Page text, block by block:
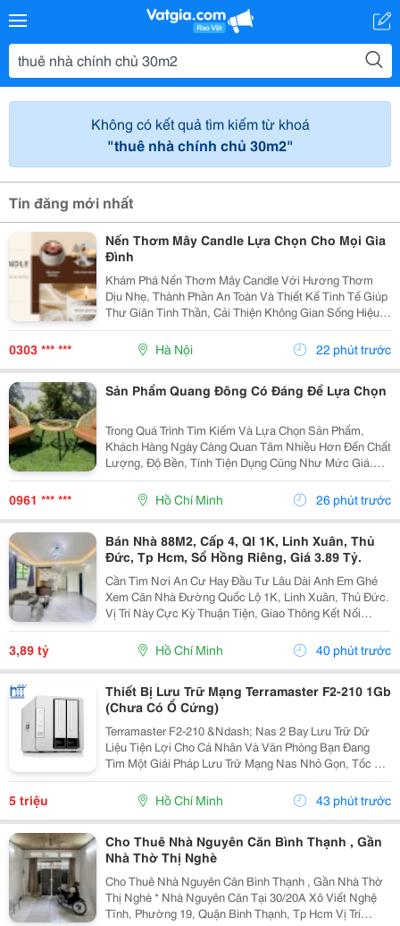
Không có kết quả tìm kiếm từ khoá
"thuê nhà chính chủ 30m2"
Tin đăng mới nhất
Nến Thơm Mây Candle Lựa Chọn Cho Mọi Gia
Đình
Khám Phá Nến Thơm Mây Candle Với Hương Thơm
Dịu Nhẹ, Thành Phần An Toàn Và Thiết Kế Tinh Tế Giúp
Thư Giãn Tinh Thần, Cải Thiện Không Gian Sống Hiệu
Quả. Nến Thơm Mây Candle &Ndash; Giải Pháp Thư
Giãn Cho Cuộc Sống Hiện Đại Trong Cuộc Sống Hiện...
0303 *** *** Hà Nội 22 phút trước
Sản Phẩm Quang Đông Có Đáng Để Lựa Chọn
Trong Quá Trình Tìm Kiếm Và Lựa Chọn Sản Phẩm,
Khách Hàng Ngày Càng Quan Tâm Nhiều Hơn Đến Chất
Lượng, Độ Bền, Tính Tiện Dụng Cũng Như Mức Giá.
Thay Vì Chỉ Dựa Vào Quảng Cáo Hoặc Thông Tin Từ
Người Bán, Nhiều Người Có Xu Hướng Tìm Hiểu Thêm
Thông Tin...
0961 *** *** Hồ Chí Minh 26 phút trước
Bán Nhà 88M2, Cấp 4, Ql 1K, Linh Xuân, Thủ
Đức, Tp Hcm, Sổ Hồng Riêng, Giá 3.89 Tỷ.
Cần Tìm Nơi An Cư Hay Đầu Tư Lâu Dài Anh Em Ghé
Xem Căn Nhà Đường Quốc Lộ 1K, Linh Xuân, Thủ Đức.
Vị Trí Này Cực Kỳ Thuận Tiện, Giao Thông Kết Nối
Nhanh Chóng, Cực Kỳ Phù Hợp Cho Khách Mua Để Giữ
Tài Sản Hoặc Cho Thuê Đều Rất Ổn Định. Thông Tin...
3,89 tỷ Hồ Chí Minh 40 phút trước
Thiết Bị Lưu Trữ Mạng Terramaster F2-210 1Gb
(Chưa Có Ổ Cứng)
Terramaster F2-210 &Ndash; Nas 2 Bay Lưu Trữ Dữ
Liệu Tiện Lợi Cho Cá Nhân Và Văn Phòng Bạn Đang
Tìm Một Giải Pháp Lưu Trữ Mạng Nas Nhỏ Gọn, Tốc Độ
Ổn Định Và Hỗ Trợ Nhiều Tính Năng Sao Lưu?
Terramaster F2-210 Là Lựa Chọn Phù Hợp Cho Cá
Nhân, Gia...
5 triệu Hồ Chí Minh 43 phút trước
Cho Thuê Nhà Nguyên Căn Bình Thạnh , Gần
Nhà Thờ Thị Nghè
Cho Thuê Nhà Nguyên Căn Bình Thạnh , Gần Nhà Thờ
Thị Nghè * Nhà Nguyên Căn Tại 30/20A Xô Viết Nghệ
Tĩnh, Phường 19, Quận Bình Thạnh, Tp Hcm Vị Trí